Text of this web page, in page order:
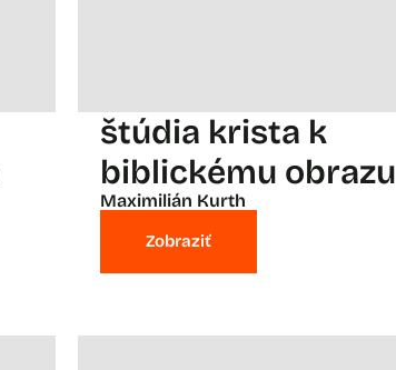
štúdia krista k
biblickému obrazu
Maximilián Kurth
Zobraziť